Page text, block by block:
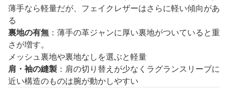
薄手なら軽量だが、フェイクレザーはさらに軽い傾向があ
る
裏地の有無 ：薄手の革ジャンに厚い裏地がついていると重
さが増す。
メッシュ裏地や裏地なしを選ぶと軽量
肩・袖の縫製 ：肩の切り替えが少なくラグランスリーブに
近い構造のものは腕が動かしやすい